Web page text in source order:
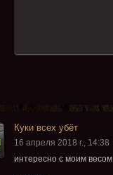
Куки всех убёт
16 апреля 2018 г., 14:38
интересно с моим